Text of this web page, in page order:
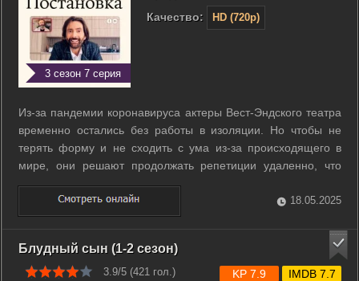
3 сезон 7 серия
Качество:
HD (720p)
Из-за пандемии коронавируса актеры Вест-Эндского театра
временно остались без работы в изоляции. Но чтобы не
терять форму и не сходить с ума из-за происходящего в
мире, они решают продолжать репетиции удаленно, что
иногда становится причиной комических и абсурдных
ситуаций. ...
18.05.2025
Блудный сын (1-2 сезон)
3.9/5 (421 гол.) KP 7.9 IMDB 7.7